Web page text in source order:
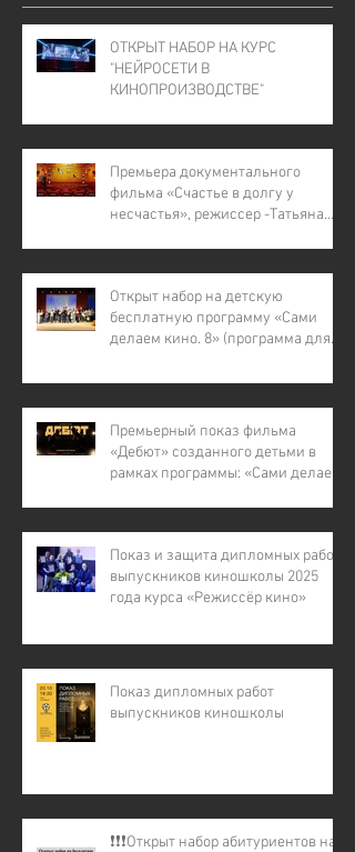
ОТКРЫТ НАБОР НА КУРС
"НЕЙРОСЕТИ В
КИНОПРОИЗВОДСТВЕ"
Премьера документального
фильма «Счастье в долгу у
несчастья», режиссер -Татьяна
Открыт набор на детскую
бесплатную программу «Сами
делаем кино. 8» (программа для
детей из малообеспеченных и
участников СВО).
Премьерный показ фильма
«Дебют» созданного детьми в
рамках программы: «Сами делаем
Показ и защита дипломных работ
выпускников киношколы 2025
года курса «Режиссёр кино»
Показ дипломных работ
выпускников киношколы
❗️❗️❗️Открыт набор абитуриентов на